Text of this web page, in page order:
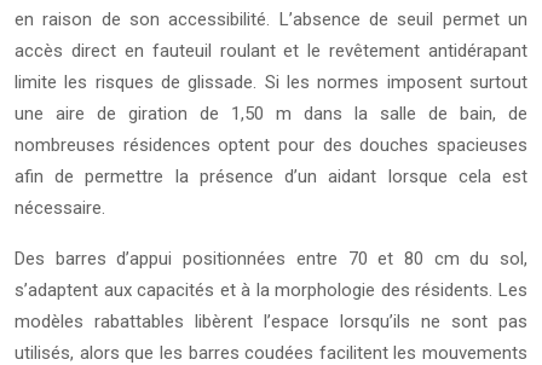
en raison de son accessibilité. L’absence de seuil permet un
accès direct en fauteuil roulant et le revêtement antidérapant
limite les risques de glissade. Si les normes imposent surtout
une aire de giration de 1,50 m dans la salle de bain, de
nombreuses résidences optent pour des douches spacieuses
afin de permettre la présence d’un aidant lorsque cela est
nécessaire.
Des barres d’appui positionnées entre 70 et 80 cm du sol,
s’adaptent aux capacités et à la morphologie des résidents. Les
modèles rabattables libèrent l’espace lorsqu’ils ne sont pas
utilisés, alors que les barres coudées facilitent les mouvements